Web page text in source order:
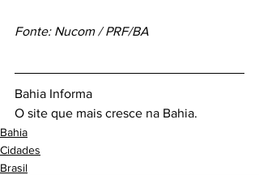
Fonte: Nucom / PRF/BA
Bahia Informa
O site que mais cresce na Bahia.
Bahia
Cidades
Brasil